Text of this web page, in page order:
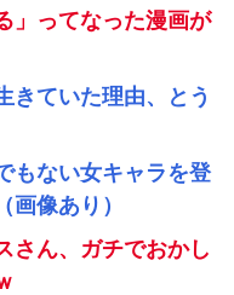
」ってなった漫画が
きていた理由、とう
もない女キャラを登
像あり）
さん、ガチでおかし